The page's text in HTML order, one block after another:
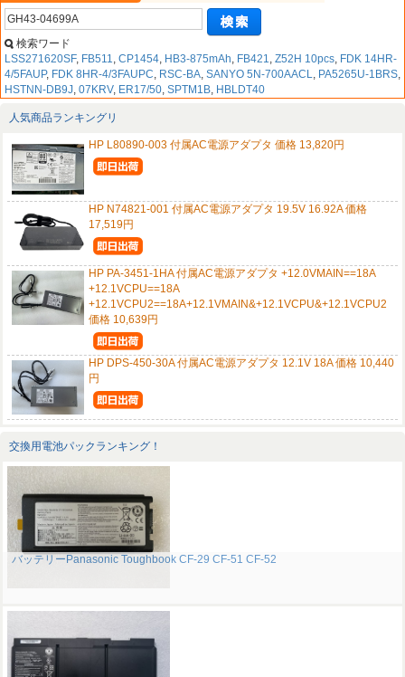
検索ワード
LSS271620SF, FB511 CP1454 HB3-875mAh FB421 Z52H 10pcs FDK 14HR-
4/5FAUP, FDK 8HR-4/3FAUPC RSC-BA SANYO 5N-700AACL PA5265U-1BRS
HSTNN-DB9J 07KRV, ER17/50 SPTM1B HBLDT40
人気商品ランキングリ
HP L80890-003 付属AC電源アダプタ 価格 13,820円
HP N74821-001 付属AC電源アダプタ 19.5V 16.92A 価格
17,519円
HP PA-3451-1HA 付属AC電源アダプタ +12.0VMAIN==18A
+12.1VCPU==18A
+12.1VCPU2==18A+12.1VMAIN&+12.1VCPU&+12.1VCPU2
価格 10,639円
HP DPS-450-30A 付属AC電源アダプタ 12.1V 18A 価格 10,440
円
交換用電池パックランキング！
バッテリーPanasonic Toughbook CF-29 CF-51 CF-52